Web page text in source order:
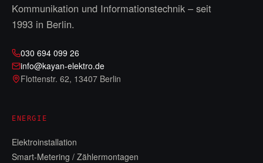
Kommunikation und Informationstechnik – seit
1993 in Berlin.
030 694 099 26
info@kayan-elektro.de
Flottenstr. 62, 13407 Berlin
ENERGIE
Elektroinstallation
Smart-Metering / Zählermontagen